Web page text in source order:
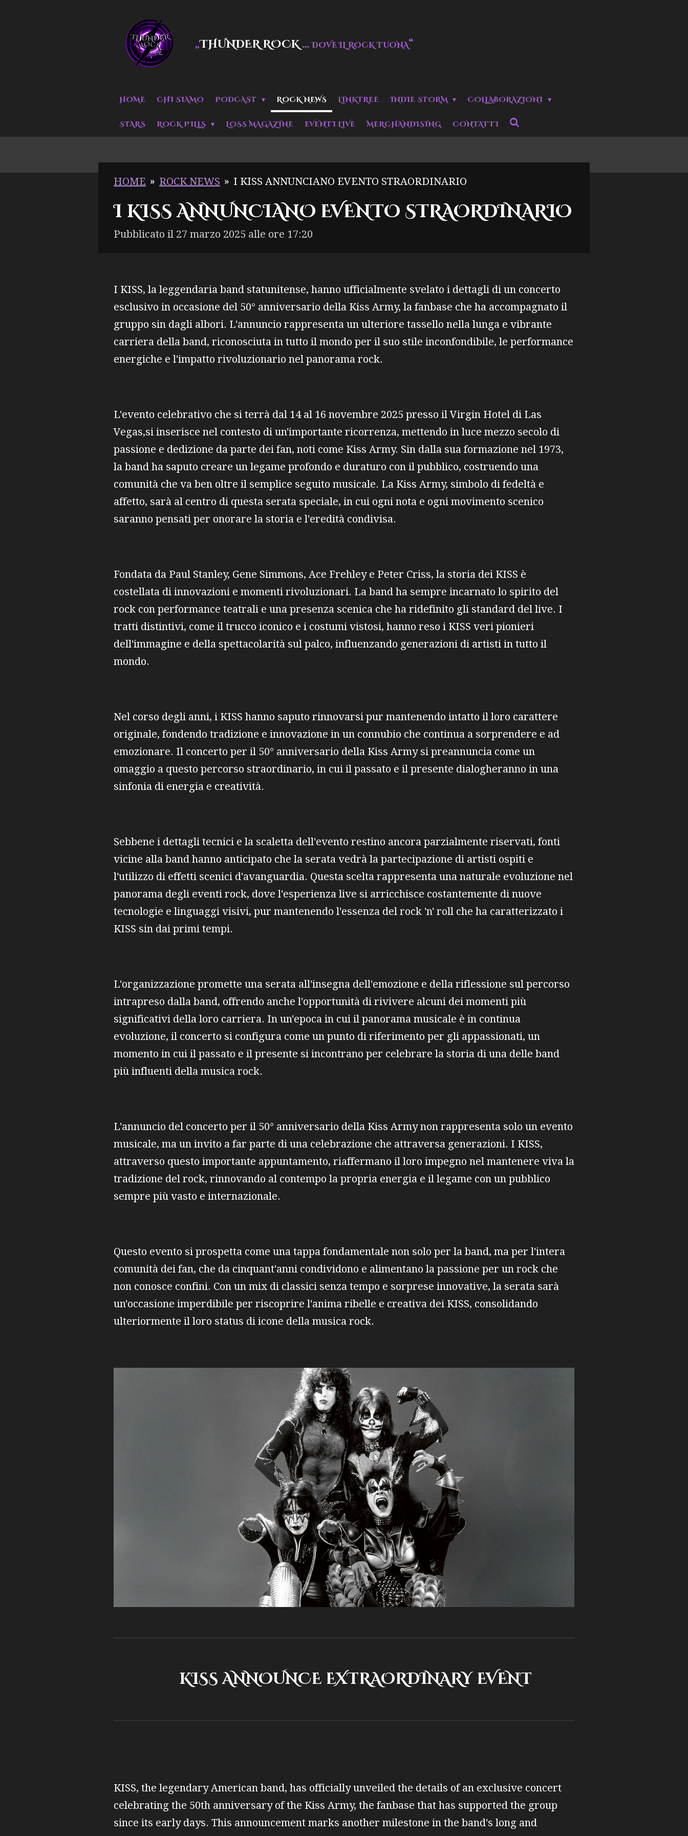
„THUNDER ROCK…DOVE IL ROCK TUONA“
HOME CHI SIAMO PODCAST ROCK NEWS LINKTREE INDIE STORM COLLABORAZIONI
STARS ROCK PILLS LOSS MAGAZINE EVENTI LIVE MERCHANDISING CONTATTI
HOME » ROCK NEWS » I KISS ANNUNCIANO EVENTO STRAORDINARIO
I KISS ANNUNCIANO EVENTO STRAORDINARIO
Pubblicato il 27 marzo 2025 alle ore 17:20
I KISS, la leggendaria band statunitense, hanno ufficialmente svelato i dettagli di un concerto
esclusivo in occasione del 50° anniversario della Kiss Army, la fanbase che ha accompagnato il
gruppo sin dagli albori. L'annuncio rappresenta un ulteriore tassello nella lunga e vibrante
carriera della band, riconosciuta in tutto il mondo per il suo stile inconfondibile, le performance
energiche e l'impatto rivoluzionario nel panorama rock.
L'evento celebrativo che si terrà dal 14 al 16 novembre 2025 presso il Virgin Hotel di Las
Vegas,si inserisce nel contesto di un'importante ricorrenza, mettendo in luce mezzo secolo di
passione e dedizione da parte dei fan, noti come Kiss Army. Sin dalla sua formazione nel 1973,
la band ha saputo creare un legame profondo e duraturo con il pubblico, costruendo una
comunità che va ben oltre il semplice seguito musicale. La Kiss Army, simbolo di fedeltà e
affetto, sarà al centro di questa serata speciale, in cui ogni nota e ogni movimento scenico
saranno pensati per onorare la storia e l'eredità condivisa.
Fondata da Paul Stanley, Gene Simmons, Ace Frehley e Peter Criss, la storia dei KISS è
costellata di innovazioni e momenti rivoluzionari. La band ha sempre incarnato lo spirito del
rock con performance teatrali e una presenza scenica che ha ridefinito gli standard del live. I
tratti distintivi, come il trucco iconico e i costumi vistosi, hanno reso i KISS veri pionieri
dell'immagine e della spettacolarità sul palco, influenzando generazioni di artisti in tutto il
mondo.
Nel corso degli anni, i KISS hanno saputo rinnovarsi pur mantenendo intatto il loro carattere
originale, fondendo tradizione e innovazione in un connubio che continua a sorprendere e ad
emozionare. Il concerto per il 50° anniversario della Kiss Army si preannuncia come un
omaggio a questo percorso straordinario, in cui il passato e il presente dialogheranno in una
sinfonia di energia e creatività.
Sebbene i dettagli tecnici e la scaletta dell'evento restino ancora parzialmente riservati, fonti
vicine alla band hanno anticipato che la serata vedrà la partecipazione di artisti ospiti e
l'utilizzo di effetti scenici d'avanguardia. Questa scelta rappresenta una naturale evoluzione nel
panorama degli eventi rock, dove l'esperienza live si arricchisce costantemente di nuove
tecnologie e linguaggi visivi, pur mantenendo l'essenza del rock 'n' roll che ha caratterizzato i
KISS sin dai primi tempi.
L'organizzazione promette una serata all'insegna dell'emozione e della riflessione sul percorso
intrapreso dalla band, offrendo anche l'opportunità di rivivere alcuni dei momenti più
significativi della loro carriera. In un'epoca in cui il panorama musicale è in continua
evoluzione, il concerto si configura come un punto di riferimento per gli appassionati, un
momento in cui il passato e il presente si incontrano per celebrare la storia di una delle band
più influenti della musica rock.
L'annuncio del concerto per il 50° anniversario della Kiss Army non rappresenta solo un evento
musicale, ma un invito a far parte di una celebrazione che attraversa generazioni. I KISS,
attraverso questo importante appuntamento, riaffermano il loro impegno nel mantenere viva la
tradizione del rock, rinnovando al contempo la propria energia e il legame con un pubblico
sempre più vasto e internazionale.
Questo evento si prospetta come una tappa fondamentale non solo per la band, ma per l'intera
comunità dei fan, che da cinquant'anni condividono e alimentano la passione per un rock che
non conosce confini. Con un mix di classici senza tempo e sorprese innovative, la serata sarà
un'occasione imperdibile per riscoprire l'anima ribelle e creativa dei KISS, consolidando
ulteriormente il loro status di icone della musica rock.
KISS ANNOUNCE EXTRAORDINARY EVENT
KISS, the legendary American band, has officially unveiled the details of an exclusive concert
celebrating the 50th anniversary of the Kiss Army, the fanbase that has supported the group
since its early days. This announcement marks another milestone in the band's long and